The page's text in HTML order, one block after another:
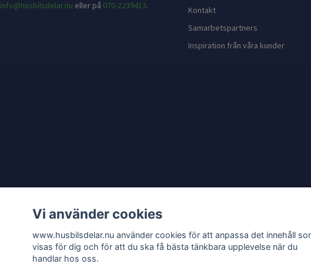
info@husbilsdelar.nu eller på 070-2239413.
Kontakt
Samarbetspartners
Inspiration från våra kunder
Vi använder cookies
www.husbilsdelar.nu använder cookies för att anpassa det innehåll
visas för dig och för att du ska få bästa tänkbara upplevelse när du
handlar hos oss.